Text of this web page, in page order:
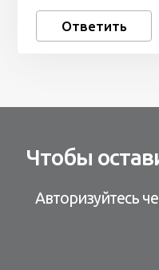
Ответить
Чтобы
Авторизуйтесь